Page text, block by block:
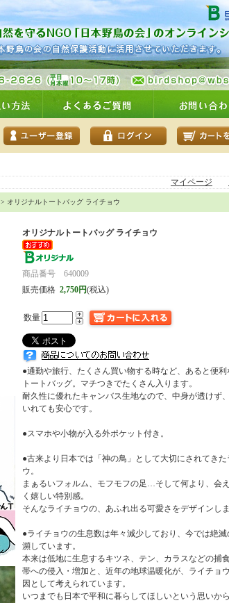
マイページ
> オリジナルトートバッグ ライチョウ
オリジナルトートバッグ ライチョウ
商品番号 640009
販売価格 2,750円(税込)
数量
●通勤や旅行、たくさん買い物する時など、あると便
トートバッグ。マチつきでたくさん入ります。
耐久性に優れたキャンバス生地なので、中身が透けず
いれても安心です。
●スマホや小物が入る外ポケット付き。
●古来より日本では「神の鳥」として大切にされてきた
ウ。
まぁるいフォルム、モフモフの足…そして何より、会
く嬉しい特別感。
そんなライチョウの、あふれ出る可愛さをデザインし
●ライチョウの生息数は年々減少しており、今では絶滅
瀕しています。
本来は低地に生息するキツネ、テン、カラスなどの捕
帯への侵入・増加と、近年の地球温暖化が、ライチョ
因として考えられています。
いつまでも日本で平和に暮らしてほしいという思いか